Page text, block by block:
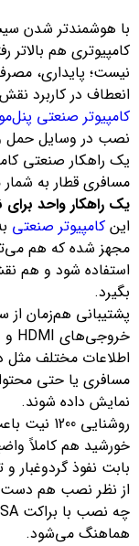
با هوشمندتر شدن
کامپیوتری هم
نیست؛ پایداری،
انعطاف در کاربرد
کامپیوتر صنعتی
نصب در وسایل حمل
یک راهکار صنعتی
مسافری قطار به
یک راهکار واحد
این کامپیوتر صنعتی
استفاده شود و هم
بگیرد.
پشتیبانی هم‌زمان از
اطلاعات مختلف مثل
مسافری یا حتی
نمایش داده شوند.
روشنایی
بابت نفوذ
از نظر نصب هم دست
هماهنگ می‌شود.